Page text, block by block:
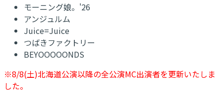
モーニング娘。'26
アンジュルム
Juice=Juice
つばきファクトリー
BEYOOOOONDS
※8/8(土)北海道公演以降の全公演MC出演者を更新いたしま
した。